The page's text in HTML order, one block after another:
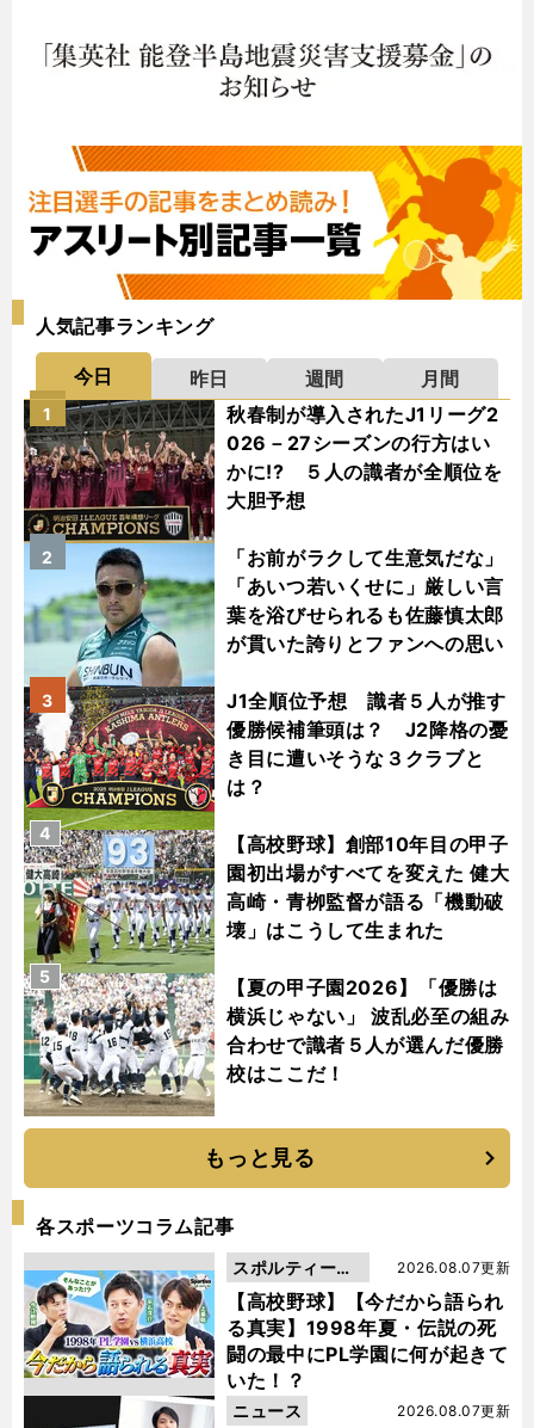
人気記事ランキング
今日 昨日 週間
月間
秋春制が導入されたJ1リーグ2
026－27シーズンの行方はい
かに!? ５人の識者が全順位を
大胆予想
1
「お前がラクして生意気だな」
「あいつ若いくせに」厳しい言
葉を浴びせられるも佐藤慎太郎
が貫いた誇りとファンへの思い
2
J1全順位予想 識者５人が推す
優勝候補筆頭は？ J2降格の憂
き目に遭いそうな３クラブと
は？
3
【高校野球】創部10年目の甲子
園初出場がすべてを変えた 健大
高崎・青栁監督が語る「機動破
壊」はこうして生まれた
4
【夏の甲子園2026】「優勝は
横浜じゃない」 波乱必至の組み
合わせで識者５人が選んだ優勝
校はここだ！
5
もっと見る
各スポーツコラム記事
【高校野球】【今だから語られ
る真実】1998年夏・伝説の死
闘の最中にPL学園に何が起きて
いた！？
2026.08.07更新
スポルティーバ
動画
2026.08.07更新
ニュース